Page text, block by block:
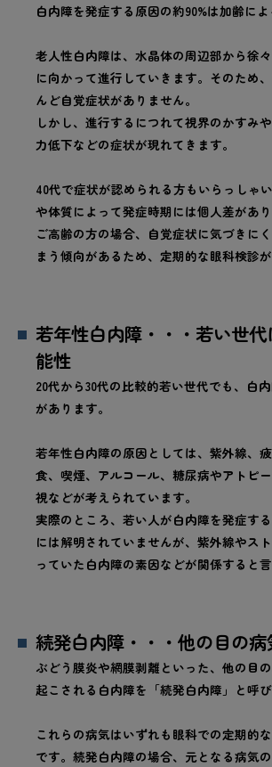
白内障を発症する原因の約90%は加齢によ
老人性白内障は、水晶体の周辺部から徐
に向かって進行していきます。そのため
んど自覚症状がありません。
しかし、進行するにつれて視界のかすみ
力低下などの症状が現れてきます。
40代で症状が認められる方もいらっしゃ
や体質によって発症時期には個人差があり
ご高齢の方の場合、自覚症状に気づきに
まう傾向があるため、定期的な眼科検診が
若年性白内障・・・若い世
能性
20代から30代の比較的若い世代でも、白
があります。
若年性白内障の原因としては、紫外線、
食、喫煙、アルコール、糖尿病やアトピ
視などが考えられています。
実際のところ、若い人が白内障を発症す
には解明されていませんが、紫外線やス
っていた白内障の素因などが関係すると言
続発白内障・・・他の目の
ぶどう膜炎や網膜剥離といった、他の目
起こされる白内障を「続発白内障」と呼び
これらの病気はいずれも眼科での定期的
です。続発白内障の場合、元となる病気